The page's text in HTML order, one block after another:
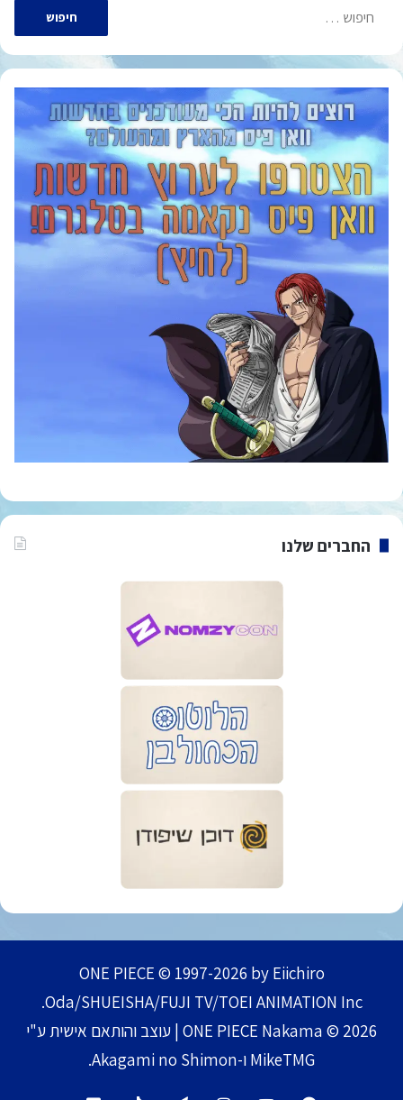
חיפוש:
החברים שלנו
ONE PIECE © 1997-2026 by Eiichiro
Oda/SHUEISHA/FUJI TV/TOEI ANIMATION Inc.
ONE PIECE Nakama © 2026 | עוצב והותאם אישית ע"י
MikeTMG ו-Akagami no Shimon.